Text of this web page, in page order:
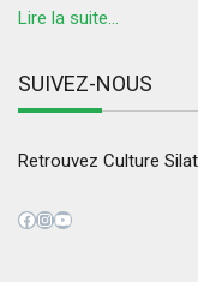
Lire la suite...
SUIVEZ-NOUS
Retrouvez Culture
Facebook
Instagram
YouTube